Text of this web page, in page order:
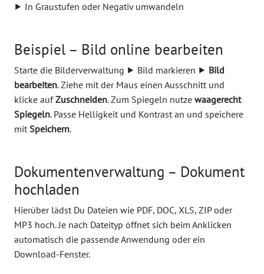
⯈ In Graustufen oder Negativ umwandeln
Beispiel – Bild online bearbeiten
Starte die Bilderverwaltung ⯈ Bild markieren ⯈ Bild
bearbeiten. Ziehe mit der Maus einen Ausschnitt und
klicke aufZuschneiden. Zum Spiegeln nutze waagerecht
Spiegeln. Passe Helligkeit und Kontrast an und speichere
mitSpeichern.
Dokumentenverwaltung – Dokument
hochladen
Hierüber lädst Du Dateien wie PDF, DOC, XLS, ZIP oder
MP3 hoch. Je nach Dateityp öffnet sich beim Anklicken
automatisch die passende Anwendung oder ein
Download-Fenster.